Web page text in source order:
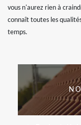
vous n'aurez rien à
connaît toutes les
temps.